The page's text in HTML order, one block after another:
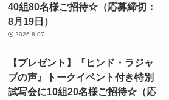
40組80名様ご招待☆（応募締切：
8月19日）
2026.8.07
【プレゼント】『ヒンド・ラジャ
ブの声』トークイベント付き特別
試写会に10組20名様ご招待☆（応